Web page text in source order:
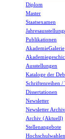
Diplom
Master
Staatsexamen
Publikationen
AkademieGalerie
Ausstellungen
Kataloge der
Schriftenreihen /
Dissertationen
Newsletter
Newsletter Archiv
Archiv (Aktuell)
Stellenangebote